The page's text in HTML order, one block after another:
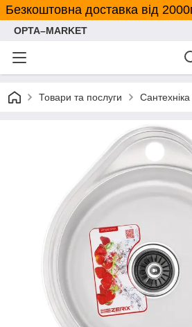
Безкоштовна доставка від
OPTA–MARKET
Товари та послуги Сантехніка